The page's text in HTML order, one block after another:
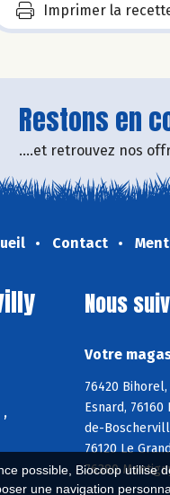
possible, Biocoop
une navigation
Imprimer la
Restons en
....et retrouvez nos
Contact
,
Nous
Votre
76420
Esnard,
de-
76120 Le
76380